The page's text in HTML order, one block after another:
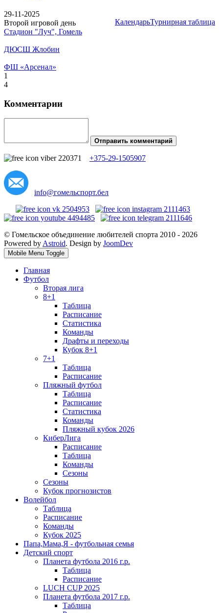
КалендарьТурнирная таблица
29-11-2025
Второй игровой день
Стадион "Луч", Гомель
ДЮСШ Жлобин
ФШ «Арсенал»
1
4
Комментарии
Отправить комментарий
+375-29-1505907
info@гомельспорт.бел
© Гомельское объединение любителей спорта 2010 - 2026
Powered by Astroid. Design by JoomDev
Mobile Menu Toggle
Главная
Футбол
Вторая лига
8+1
Таблица
Расписание
Статистика
Команды
Драфты и переходы
Кубок 8+1
7+1
Таблица
Расписание
Пляжный футбол
Таблица
Расписание
Статистика
Команды
Пляжный кубок 2026
КиберЛига
Расписание
Таблица
Команды
Сезоны
Сезоны
Кубок прогнозистов
Волейбол
Таблица
Расписание
Команды
Кубок 2025
Папа,Мама,Я - футбольная семья
Детский спорт
Планета футбола 2016 г.р.
Таблица
Расписание
LUCH CUP 2025
Планета футбола 2017 г.р.
Таблица